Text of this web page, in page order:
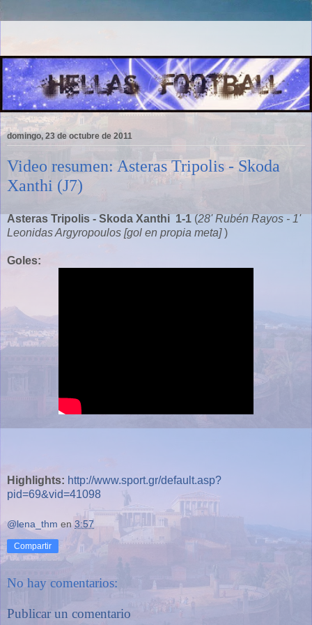
domingo, 23 de octubre de 2011
Video resumen: Asteras Tripolis - Skoda
Xanthi (J7)
Asteras Tripolis - Skoda Xanthi 1-1 (28' Rubén Rayos - 1'
Leonidas Argyropoulos [gol en propia meta])
Goles:
Highlights: http://www.sport.gr/default.asp?
pid=69&vid=41098
@lena_thm en 3:57
Compartir
No hay comentarios:
Publicar un comentario